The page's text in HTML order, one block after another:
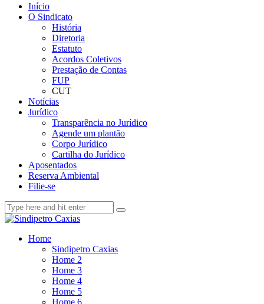
Início
O Sindicato
História
Diretoria
Estatuto
Acordos Coletivos
Prestação de Contas
FUP
CUT
Notícias
Jurídico
Transparência no Jurídico
Agende um plantão
Corpo Jurídico
Cartilha do Jurídico
Aposentados
Reserva Ambiental
Filie-se
Home
Sindipetro Caxias
Home 2
Home 3
Home 4
Home 5
Home 6